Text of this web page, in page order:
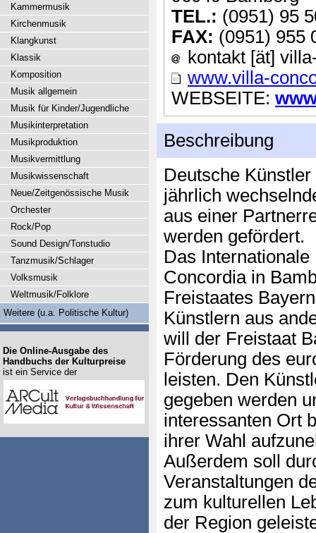
TEL.: (0951) 95
FAX: (0951) 955
kontakt [ät]
www.villa-
WEBSEITE:
Beschreibung
Deutsche
jährlich
aus einer
werden gefördert.
Das
Concordia in
Freistaates
Künstlern aus
will der Freistaat
Förderung des
leisten. Den
gegeben werden
interessanten Ort
ihrer Wahl
Außerdem soll
Veranstaltungen
zum kulturellen
der Region
Kammermusik
Kirchenmusik
Klangkunst
Klassik
Komposition
Musik allgemein
Musik für Kinder/Jugendliche
Musikinterpretation
Musikproduktion
Musikvermittlung
Musikwissenschaft
Neue/Zeitgenössische Musik
Orchester
Rock/Pop
Sound Design/Tonstudio
Tanzmusik/Schlager
Volksmusik
Weltmusik/Folklore
Weitere (u.a. Politische Kultur)
Die Online-Ausgabe des
Handbuchs der Kulturpreise
ist ein Service der